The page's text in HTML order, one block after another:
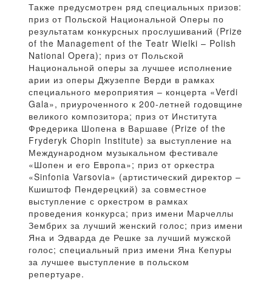
Также предусмотрен ряд специальных призов:
приз от Польской Национальной Оперы по
результатам конкурсных прослушиваний (Prize
of the Management of the Teatr Wielki – Polish
National Opera); приз от Польской
Национальной оперы за лучшее исполнение
арии из оперы Джузеппе Верди в рамках
специального мероприятия – концерта «Verdi
Gala», приуроченного к 200-летней годовщине
великого композитора; приз от Института
Фредерика Шопена в Варшаве (Prize of the
Fryderyk Chopin Institute) за выступление на
Международном музыкальном фестивале
«Шопен и его Европа»; приз от оркестра
«Sinfonia Varsovia» (артистический директор –
Кшиштоф Пендерецкий) за совместное
выступление с оркестром в рамках
проведения конкурса; приз имени Марчеллы
Зембрих за лучший женский голос; приз имени
Яна и Эдварда де Решке за лучший мужской
голос; специальный приз имени Яна Кепуры
за лучшее выступление в польском
репертуаре.